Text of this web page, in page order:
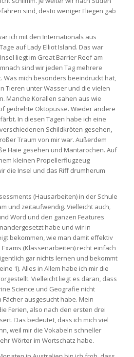
sind, desto weniger Fliegen gab
ich mit den Internationals aus
auf Lady Elliot Island. Das war
liegt im Great Barrier Reef am
sind wir jeden Tag mehrere
Was mich besonders beeindruckt hat,
Tieren unter Wasser und die vielen
Manche Korallen sahen aus wie
gedrehte Oktopusse. Wieder andere
In diesen Tagen habe ich eine
Schildkröten gesehen,
Traum von mir war. Außerdem
Haie gesehen und Mantarochen. Auf
kleinen Propellerflugzeug
die Insel und das Riff drumherum
(Hausarbeiten) in der Schule
und zeitaufwendig. Vielleicht auch,
Word und den ganzen Features
habe und wir in
bekommen, wie man damit effektiv
(Klassenarbeiten) recht einfach
gar nichts lernen und bekommt
1). Alles in Allem habe ich mir die
Vielleicht liegt es daran, dass
Science und Geografie nicht
ausgesucht habe. Mein
Ferien, also nach den ersten drei
Das bedeutet, dass ich mich viel
weil mir die Vokabeln schneller
Wörter im Wortschatz habe.